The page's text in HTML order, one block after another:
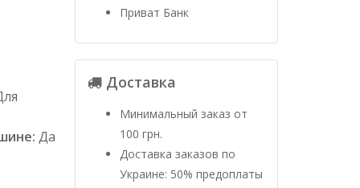
Да
Приват Банк
Доставка
Минимальный заказ от
100 грн.
Доставка заказов по
Украине: 50% предоплаты